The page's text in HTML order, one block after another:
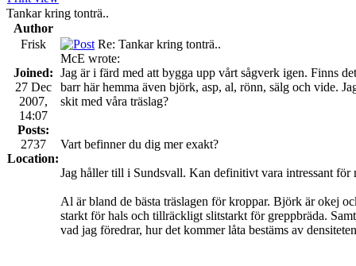
Tankar kring tonträ..
Author
Frisk
Joined:
27 Dec
2007,
14:07
Posts:
2737
Location:
Re: Tankar kring tonträ..
McE wrote:
Jag är i färd med att bygga upp vårt sågverk igen. Finns
barr här hemma även björk, asp, al, rönn, sälg och vide.
skit med våra träslag?
Vart befinner du dig mer exakt?
Jag håller till i Sundsvall. Kan definitivt vara intressant för
Al är bland de bästa träslagen för kroppar. Björk är okej
starkt för hals och tillräckligt slitstarkt för greppbräda.
vad jag föredrar, hur det kommer låta bestäms av